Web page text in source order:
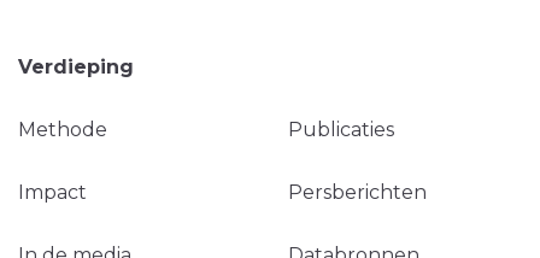
Verdieping
Methode Publicaties
Impact Persberichten